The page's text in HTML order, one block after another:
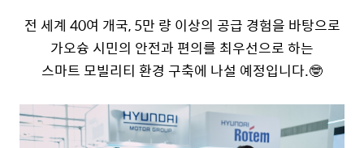
전 세계 40여 개국, 5만 량 이상의 공급 경험을 바탕으로
가오슝 시민의 안전과 편의를 최우선으로 하는
스마트 모빌리티 환경 구축에 나설 예정입니다.🤓